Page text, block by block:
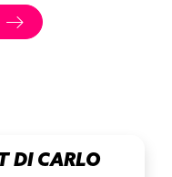
DI CARLO